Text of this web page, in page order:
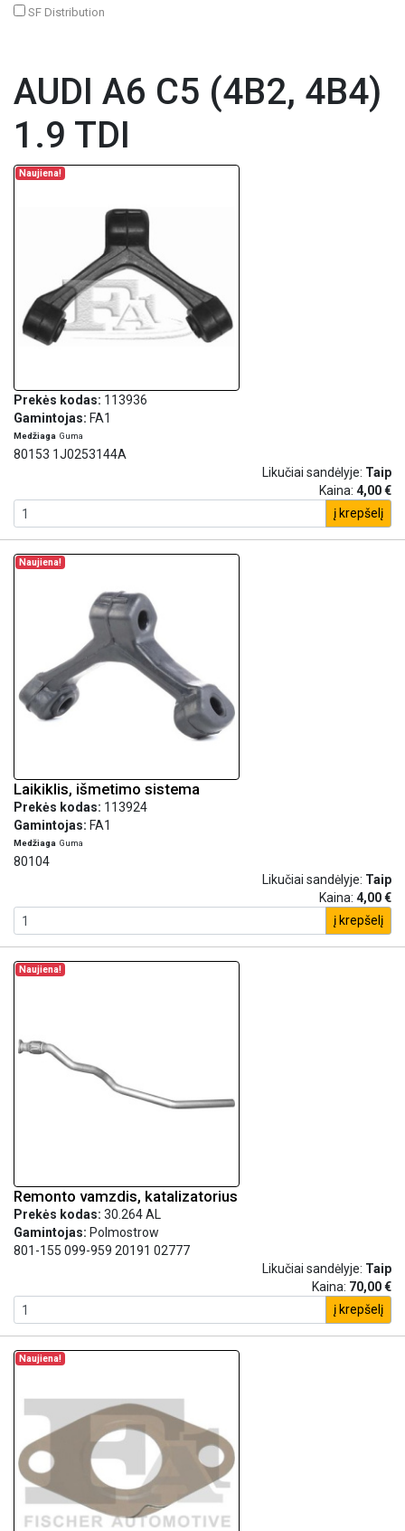
SF Distribution
AUDI A6 C5 (4B2, 4B4)
1.9 TDI
Naujiena!
Prekės kodas: 113936
Gamintojas: FA1
Medžiaga Guma
80153 1J0253144A
Likučiai sandėlyje: Taip
Kaina: 4,00 €
į krepšelį
Naujiena!
Laikiklis, išmetimo sistema
Prekės kodas: 113924
Gamintojas: FA1
Medžiaga Guma
80104
Likučiai sandėlyje: Taip
Kaina: 4,00 €
į krepšelį
Naujiena!
Remonto vamzdis, katalizatorius
Prekės kodas: 30.264 AL
Gamintojas: Polmostrow
801-155 099-959 20191 02777
Likučiai sandėlyje: Taip
Kaina: 70,00 €
į krepšelį
Naujiena!